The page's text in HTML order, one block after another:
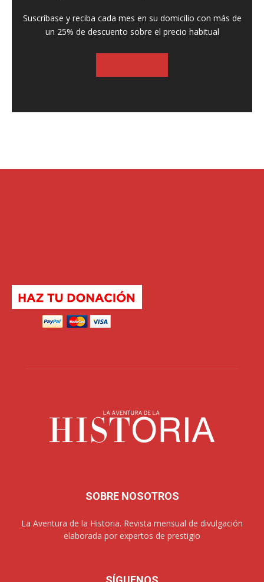
Suscríbase y reciba cada mes en su domicilio con más de
un 25% de descuento sobre el precio habitual
SOBRE NOSOTROS
La Aventura de la Historia. Revista mensual de divulgación
elaborada por expertos de prestigio